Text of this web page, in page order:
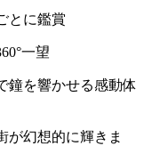
とに鑑賞
一望
鐘を響かせる感動体
が幻想的に輝きま